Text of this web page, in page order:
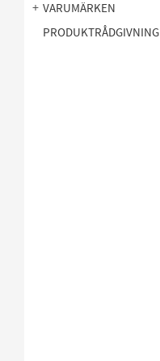
VARUMÄRKEN
PRODUKTRÅDGIVNING